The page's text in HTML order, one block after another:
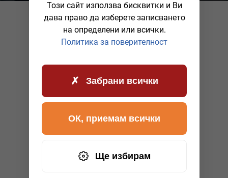
Този сайт използва бисквитки и Ви
дава право да изберете записването
на определени или всички.
Политика за поверителност
Забрани всички
Ще избирам
ОК, приемам всички